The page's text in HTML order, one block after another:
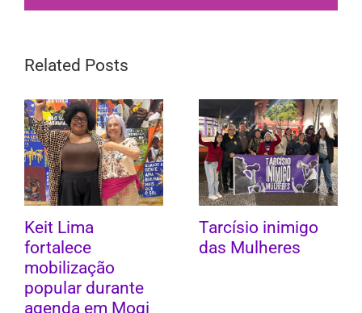
Related Posts
Keit Lima
fortalece
mobilização
popular durante
agenda em Mogi
Tarcísio inimigo
das Mulheres